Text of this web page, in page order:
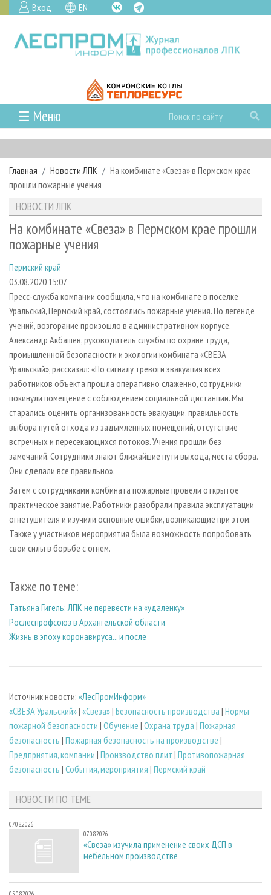
Вход EN
☰ Меню
ГЛАВНАЯ
РУБРИКИ И ТЕМЫ
РУБРИКИ ЖУРНАЛА
ЛЕСОЗАГОТОВКА
ЛЕСОПИЛЕНИЕ
СУШКА ДРЕВЕСИНЫ
ПРОИЗВОДСТВО ДРЕВЕСНЫХ ПЛИТ
ДЕРЕВЯННОЕ ДОМОСТРОЕНИЕ
ПРОИЗВОДСТВО МЕБЕЛИ
БИОЭНЕРГЕТИКА
ЦБП
ИНСТРУМЕНТ И МАТЕРИАЛЫ
НОВОСТИ
НОВОСТИ ЛПК
НОВОСТИ ЖУРНАЛА
ПРОЕКТЫ ЛПИ
АНАЛИТИКА
ПРЕДПРИЯТИЯ ЛПК
ПЕРСОНЫ
МОБИЛЬНЫЕ ВЫСТАВКИ
ОФИЦИАЛЬНЫЕ ДЕЛЕГАЦИИ
ПРИОРИТЕТНЫЕ ИНВЕСТПРОЕКТЫ
RUSSIAN FORESTRY REVIEW
ГАЗЕТА ЛЕСПРОМФОРУМ
БИБЛИОТЕКА СПЕЦИАЛИСТА
АРХИВ ЖУРНАЛОВ
О ЖУРНАЛЕ
ПОДПИСКА
КОНТАКТЫ
РЕКЛАМОДАТЕЛЯМ
РЕКЛАМА
РЕКЛАМА НА САЙТЕ
Главная Новости ЛПК
На комбинате «Свеза» в Пермском крае
прошли пожарные учения
НОВОСТИ ЛПК
На комбинате «Свеза» в Пермском крае прошли
пожарные учения
Пермский край
03.08.2020 15:07
Пресс-служба компании сообщила, что на комбинате в поселке
Уральский, Пермский край, состоялись пожарные учения. По легенде
учений, возгорание произошло в административном корпусе.
Александр Акбашев, руководитель службы по охране труда,
промышленной безопасности и экологии комбината «СВЕЗА
Уральский», рассказал: «По сигналу тревоги эвакуация всех
работников объекта прошла оперативно слаженно, сотрудники
покинули помещение с соблюдением социальной дистанции. Мы
старались оценить организованность эвакуации, правильность
выбора путей отхода из задымленных помещений, отсутствие
встречных и пересекающихся потоков. Учения прошли без
замечаний. Сотрудники знают ближайшие пути выхода, места сбора.
Они сделали все правильно».
Затем с сотрудниками комбината пожарные провели открытое
практическое занятие. Работники разобрали правила эксплуатации
огнетушителя и изучили основные ошибки, возникающие при этом.
Также у участников мероприятия была возможность попробовать
свои силы в борьбе с огнем.
Также по теме:
Татьяна Гигель: ЛПК не перевести на «удаленку»
Рослеспрофсоюз в Архангельской области
Жизнь в эпоху коронавируса... и после
Источник новости: «ЛесПромИнформ»
«СВЕЗА Уральский»| «Свеза»| Безопасность производства | Нормы
пожарной безопасности | Обучение | Охрана труда | Пожарная
безопасность | Пожарная безопасность на производстве |
Предприятия, компании | Производство плит | Противопожарная
безопасность | События, мероприятия | Пермский край
НОВОСТИ ПО ТЕМЕ
07.08.2026
07.08.2026
«Свеза» изучила применение своих ДСП в
мебельном производстве